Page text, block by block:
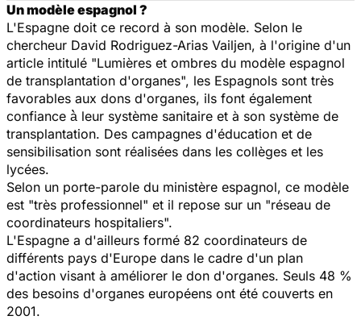
Un modèle espagnol ?
L'Espagne doit ce record à son modèle. Selon le
chercheur David Rodriguez-Arias Vailjen, à l'origine d'un
article intitulé "Lumières et ombres du modèle espagnol
de transplantation d'organes", les Espagnols sont très
favorables aux dons d'organes, ils font également
confiance à̀ leur système sanitaire et à son système de
transplantation. Des campagnes d'éducation et de
sensibilisation sont réalisées dans les collèges et les
lycées.
Selon un porte-parole du ministère espagnol, ce modèle
est "très professionnel" et il repose sur un "réseau de
coordinateurs hospitaliers".
L'Espagne a d'ailleurs formé 82 coordinateurs de
différents pays d'Europe dans le cadre d'un plan
d'action visant à améliorer le don d'organes. Seuls 48 %
des besoins d'organes européens ont été couverts en
2001.